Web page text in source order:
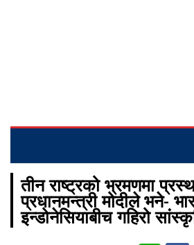
तीन राष्ट्रको भ्रमणमा
प्रधानमन्त्री मोदीले भने-
इन्डोनेसियाबीच गहिरो